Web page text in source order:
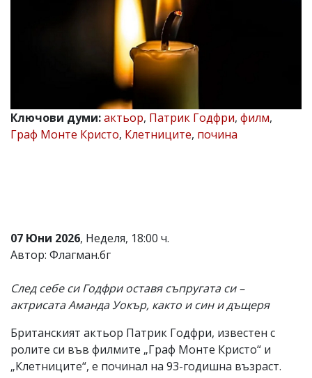
k.kassabova@flagman.bg
Иван
Колев,
email:
от
читателите
и
не
носи
отговорност
тях!
Ако
откриете
обиден
Ключови думи:актьор, Патрик Годфри, филм,
Граф Монте Кристо, Клетниците, почина
07 Юни 2026, Неделя, 18:00 ч.
Автор: Флагман.бг
След себе си Годфри оставя съпругата си –
актрисата Аманда Уокър, както и син и дъщеря
Британският актьор Патрик Годфри, известен с
ролите си във филмите „Граф Монте Кристо“ и
„Клетниците“, е починал на 93-годишна възраст.